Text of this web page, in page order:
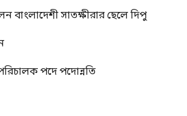
বাংলাদেশী সাতক্ষীরার ছেলে দিপু
পদে পদোন্নতি